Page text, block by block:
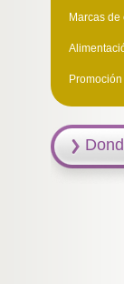
Marcas de